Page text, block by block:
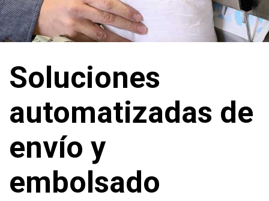
Soluciones
automatizadas de
envío y
embolsado